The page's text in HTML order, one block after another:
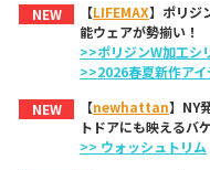
NEW
【LIFEMAX】ポリジ
能ウェアが勢揃い！
>>ポリジンW加工シ
>>2026春夏新作アイ
NEW
【newhattan】NY
トドアにも映えるバ
>> ウォッシュトリム